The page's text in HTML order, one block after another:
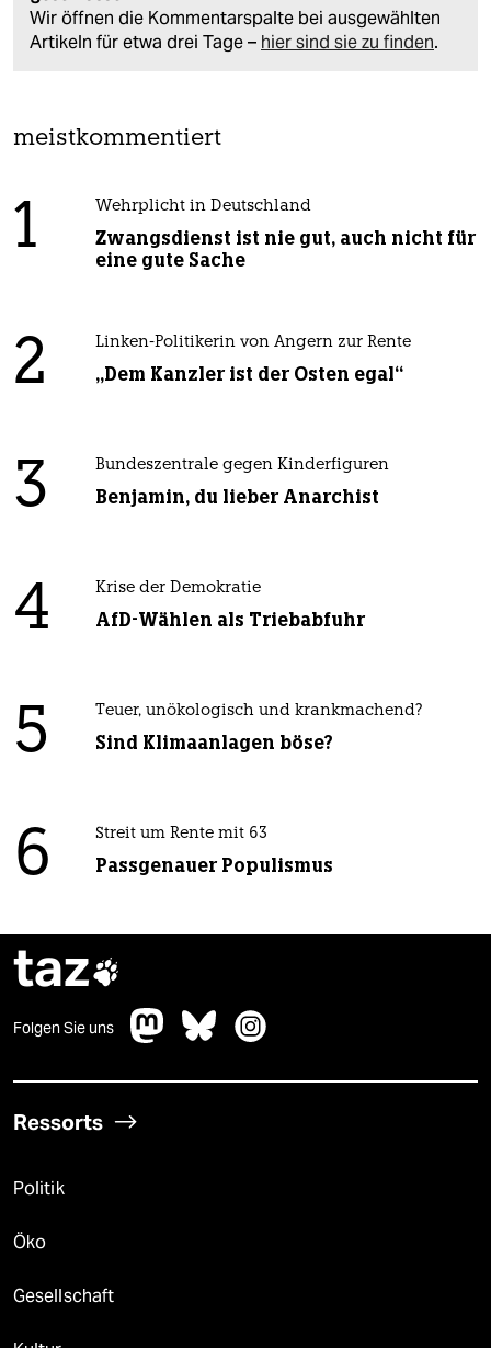
Wir öffnen die Kommentarspalte bei ausgewählten
Artikeln für etwa drei Tage – hier sind sie zu finden.
meistkommentiert
1 Wehrplicht in Deutschland
Zwangsdienst ist nie gut, auch nicht für
eine gute Sache
2 Linken-Politikerin von Angern zur Rente
„Dem Kanzler ist der Osten egal“
3 Bundeszentrale gegen Kinderfiguren
Benjamin, du lieber Anarchist
4 Krise der Demokratie
AfD-Wählen als Triebabfuhr
5 Teuer, unökologisch und krankmachend?
Sind Klimaanlagen böse?
6 Streit um Rente mit 63
Passgenauer Populismus
taz
Folgen Sie uns
Ressorts
Politik
Öko
Gesellschaft